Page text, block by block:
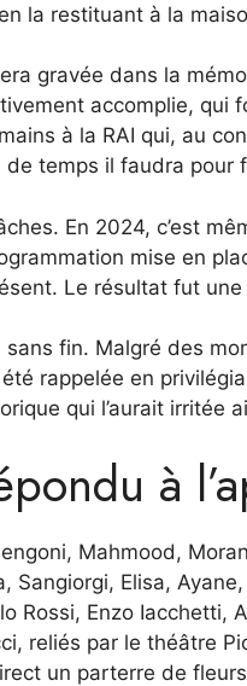
la restituant à la
gravée dans la
accomplie, qui
à la RAI qui, au
temps il faudra pour
En 2024, c’est
mise en
Le résultat fut
fin. Malgré des
rappelée en
qui l’aurait irritée
à
Mahmood,
Sangiorgi, Elisa,
Rossi, Enzo Iacchetti,
reliés par le théâtre
un parterre de fleurs